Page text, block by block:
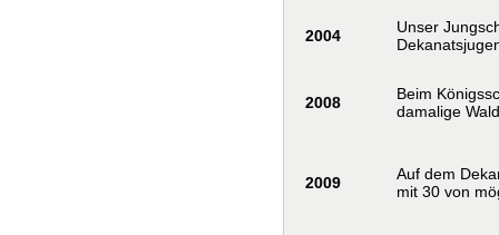
2004
Unser
2008
Beim
damalige
2009
Auf dem
mit 30 von